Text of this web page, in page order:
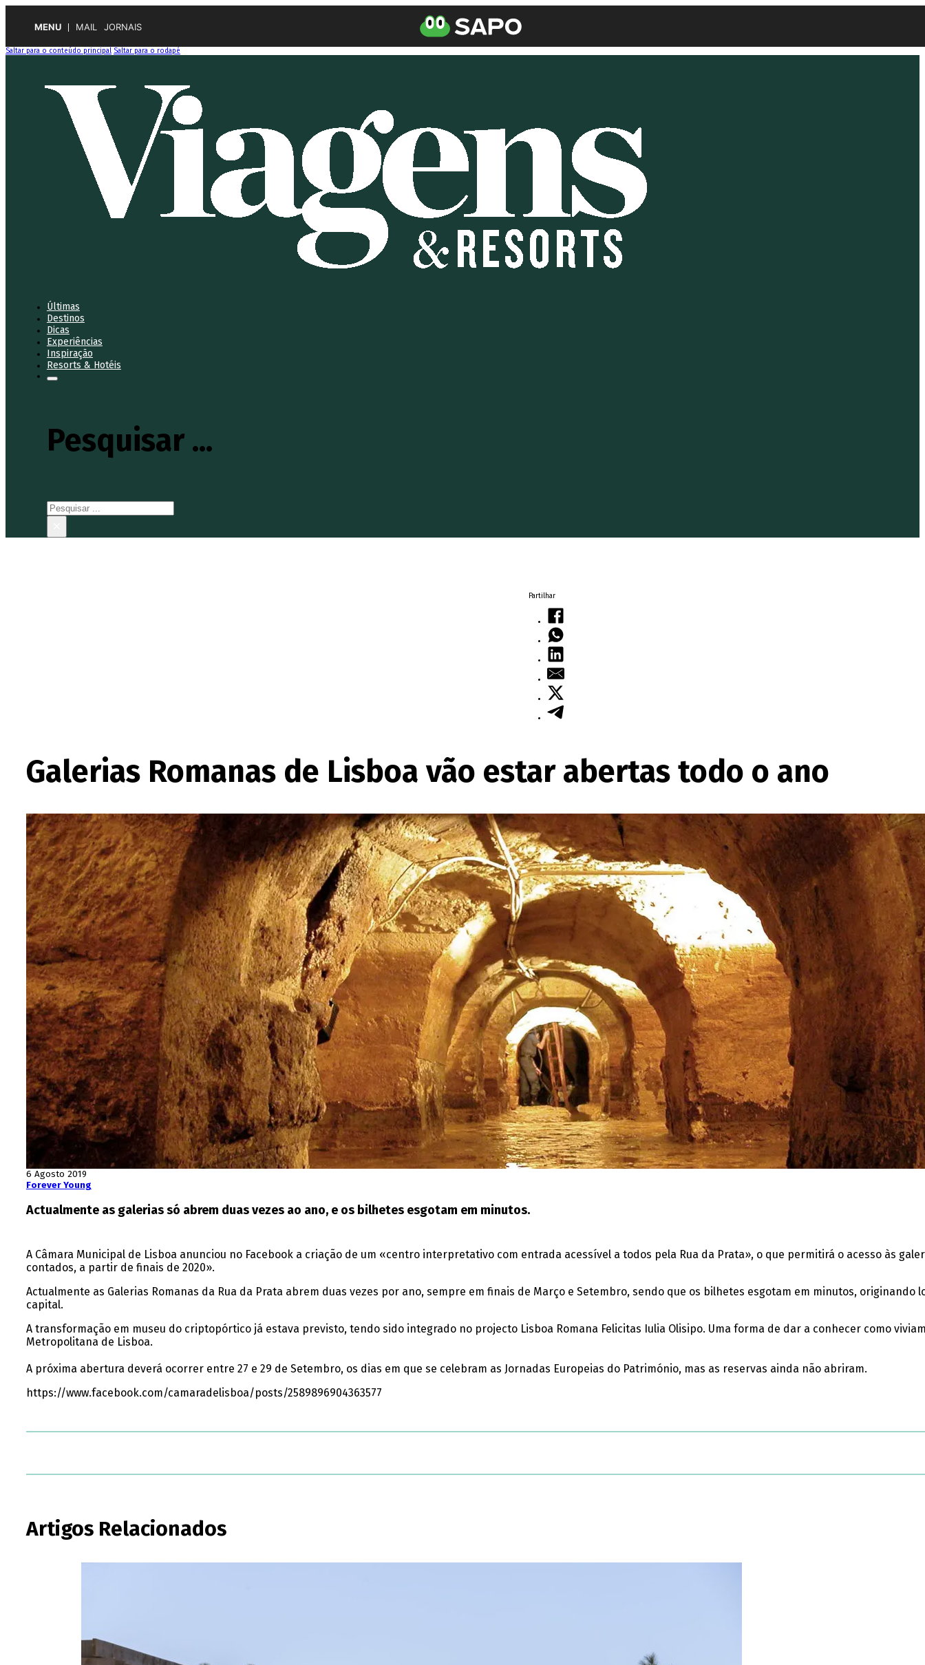
MENU MAIL JORNAIS
Saltar para o conteúdo principal Saltar para o rodapé
Últimas
Destinos
Dicas
Experiências
Inspiração
Resorts & Hotéis
Pesquisar ...
Pesquisar
Partilhar
Galerias Romanas de Lisboa vão estar abertas todo o ano
6 Agosto 2019
Forever Young
Actualmente as galerias só abrem duas vezes ao ano, e os bilhetes esgotam em minutos.
A Câmara Municipal de Lisboa anunciou no Facebook a criação de um «centro interpretativo com entrada acessível a todos pela Rua da Prata», o que permitirá o acesso às
contados, a partir de finais de 2020».
Actualmente as Galerias Romanas da Rua da Prata abrem duas vezes por ano, sempre em finais de Março e Setembro, sendo que os bilhetes esgotam em minutos, originando
capital.
A transformação em museu do criptopórtico já estava previsto, tendo sido integrado no projecto Lisboa Romana Felicitas Iulia Olisipo. Uma forma de dar a conhecer como
Metropolitana de Lisboa.
A próxima abertura deverá ocorrer entre 27 e 29 de Setembro, os dias em que se celebram as Jornadas Europeias do Património, mas as reservas ainda não abriram.
https://www.facebook.com/camaradelisboa/posts/2589896904363577
Artigos Relacionados